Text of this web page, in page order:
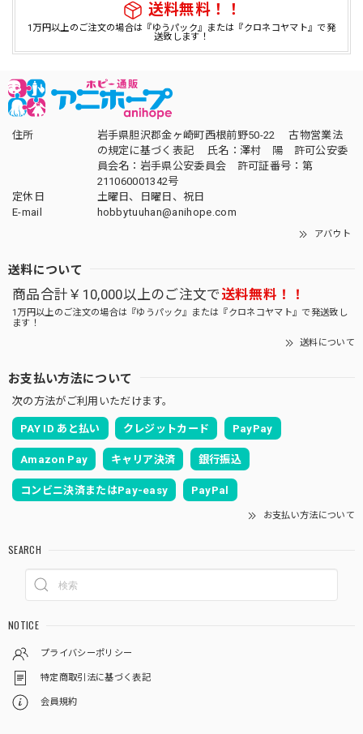
送料無料！！
1万円以上のご注文の場合は『ゆうパック』または『クロネコヤマト』で発
送致します！
住所
岩手県胆沢郡金ヶ崎町西根前野50-22 古物営業法
の規定に基づく表記 氏名：澤村 陽 許可公安委
員会名：岩手県公安委員会 許可証番号：第
211060001342号
定休日
土曜日、日曜日、祝日
E-mail
hobbytuuhan@anihope.com
アバウト
送料について
商品合計￥10,000以上のご注文で送料無料！！
1万円以上のご注文の場合は『ゆうパック』または『クロネコヤマト』で発送致し
ます！
送料について
お支払い方法について
次の方法がご利用いただけます。
PAY ID あと払い クレジットカード PayPay
Amazon Pay キャリア決済 銀行振込
コンビニ決済またはPay-easy PayPal
お支払い方法について
SEARCH
NOTICE
プライバシーポリシー
特定商取引法に基づく表記
会員規約